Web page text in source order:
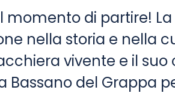
il momento di partire!
nella storia e nella
vivente e il suo
Bassano del Grappa